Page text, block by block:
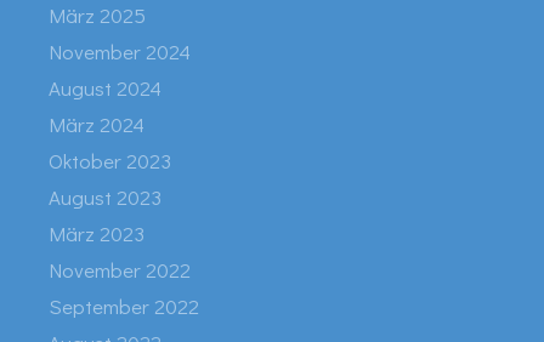
März 2025
November 2024
August 2024
März 2024
Oktober 2023
August 2023
März 2023
November 2022
September 2022